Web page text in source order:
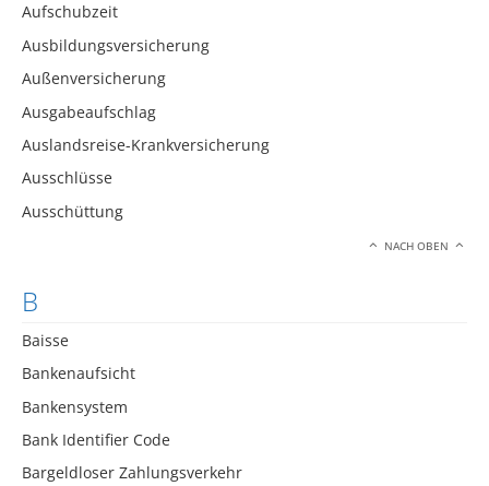
Aufschubzeit
Ausbildungsversicherung
Außenversicherung
Ausgabeaufschlag
Auslandsreise-Krankversicherung
Ausschlüsse
Ausschüttung
NACH OBEN
B
Baisse
Bankenaufsicht
Bankensystem
Bank Identifier Code
Bargeldloser Zahlungsverkehr